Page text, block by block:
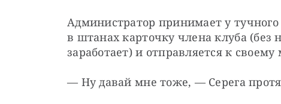
Администратор принимает у
в штанах карточку члена клуба (без
заработает) и отправляется к своему
— Ну давай мне тоже, — Серега